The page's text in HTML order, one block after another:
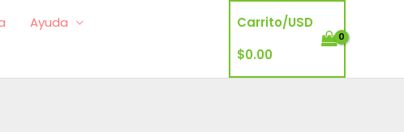
Ayuda
Carrito/USD
$0.00